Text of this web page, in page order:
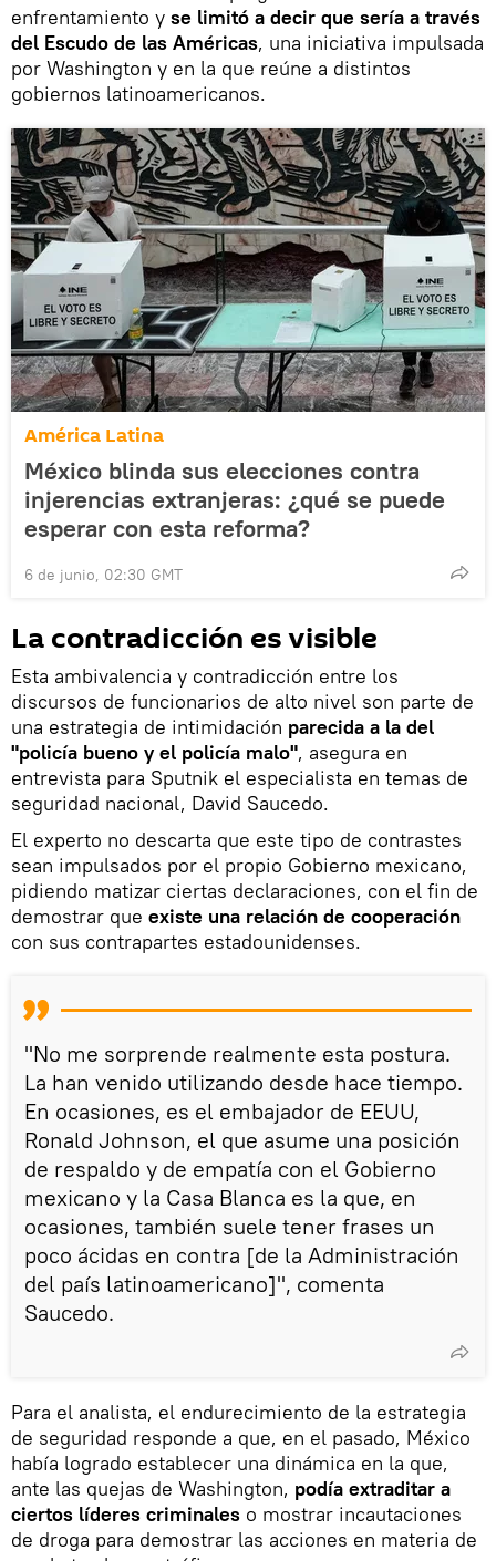
enfrentamiento y se limitó a decir que sería a través
del Escudo de las Américas, una iniciativa impulsada
por Washington y en la que reúne a distintos
gobiernos latinoamericanos.
América Latina
México blinda sus elecciones contra
injerencias extranjeras: ¿qué se puede
esperar con esta reforma?
6 de junio, 02:30 GMT
La contradicción es visible
Esta ambivalencia y contradicción entre los
discursos de funcionarios de alto nivel son parte de
una estrategia de intimidación parecida a la del
"policía bueno y el policía malo", asegura en
entrevista para Sputnik el especialista en temas de
seguridad nacional, David Saucedo.
El experto no descarta que este tipo de contrastes
sean impulsados por el propio Gobierno mexicano,
pidiendo matizar ciertas declaraciones, con el fin de
demostrar que existe una relación de cooperación
con sus contrapartes estadounidenses.
"No me sorprende realmente esta postura.
La han venido utilizando desde hace tiempo.
En ocasiones, es el embajador de EEUU,
Ronald Johnson, el que asume una posición
de respaldo y de empatía con el Gobierno
mexicano y la Casa Blanca es la que, en
ocasiones, también suele tener frases un
poco ácidas en contra [de la Administración
del país latinoamericano]", comenta
Saucedo.
Para el analista, el endurecimiento de la estrategia
de seguridad responde a que, en el pasado, México
había logrado establecer una dinámica en la que,
ante las quejas de Washington, podía extraditar a
ciertos líderes criminales o mostrar incautaciones
de droga para demostrar las acciones en materia de